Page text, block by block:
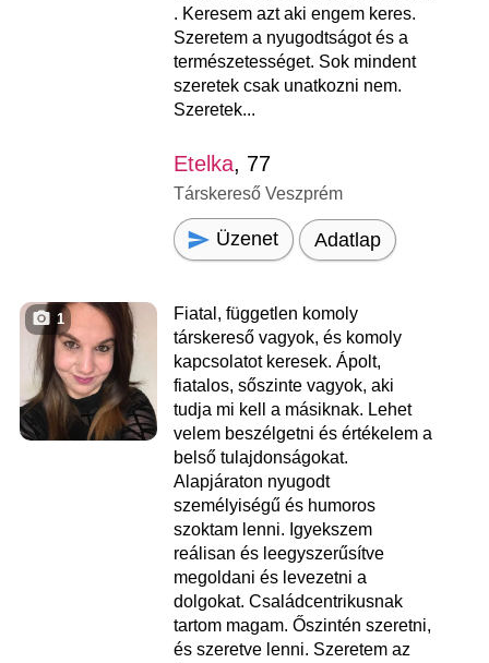
. Keresem azt aki engem keres.
Szeretem a nyugodtságot és a
természetességet. Sok mindent
szeretek csak unatkozni nem.
Szeretek...
Etelka, 77
Társkereső Veszprém
Üzenet Adatlap
1
Fiatal, független komoly
társkereső vagyok, és komoly
kapcsolatot keresek. Ápolt,
fiatalos, sőszinte vagyok, aki
tudja mi kell a másiknak. Lehet
velem beszélgetni és értékelem a
belső tulajdonságokat.
Alapjáraton nyugodt
személyiségű és humoros
szoktam lenni. Igyekszem
reálisan és leegyszerűsítve
megoldani és levezetni a
dolgokat. Családcentrikusnak
tartom magam. Őszintén szeretni,
és szeretve lenni. Szeretem az